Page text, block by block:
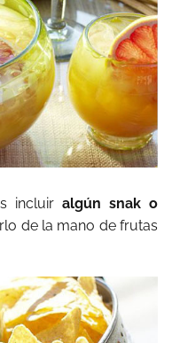
incluir algún snak o
de la mano de frutas